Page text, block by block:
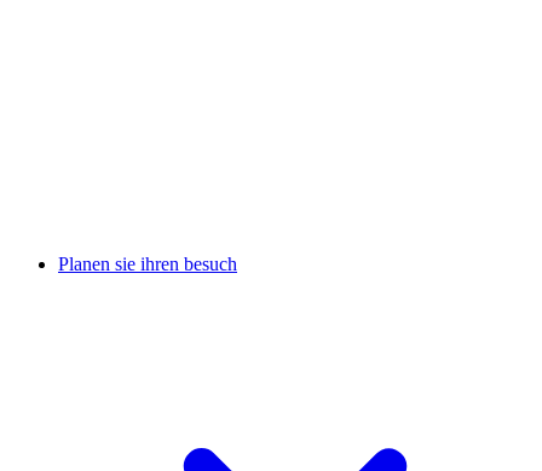
Planen sie ihren besuch